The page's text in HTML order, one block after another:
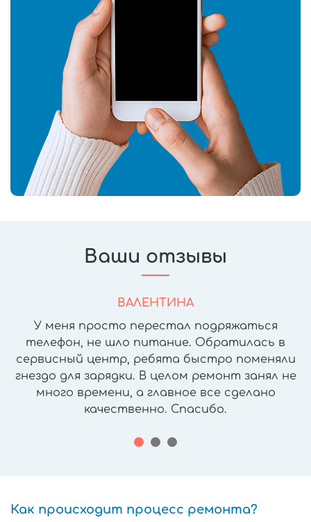
Ваши отзывы
ВАЛЕНТИНА
У меня просто перестал подряжаться
телефон, не шло питание. Обратилась в
сервисный центр, ребята быстро поменяли
гнездо для зарядки. В целом ремонт занял не
много времени, а главное все сделано
качественно. Спасибо.
Как происходит процесс ремонта?